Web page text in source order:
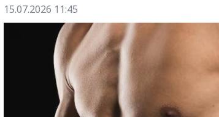
15.07.2026 11:45